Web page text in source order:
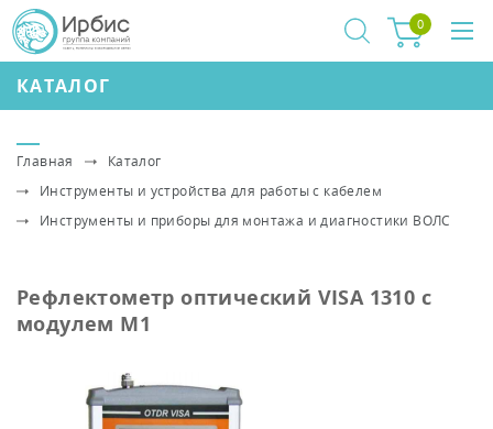
КАТАЛОГ
0
Главная
Каталог
Инструменты и устройства для работы с кабелем
Инструменты и приборы для монтажа и диагностики ВОЛС
Рефлектометр оптический VISA 1310 с
модулем М1